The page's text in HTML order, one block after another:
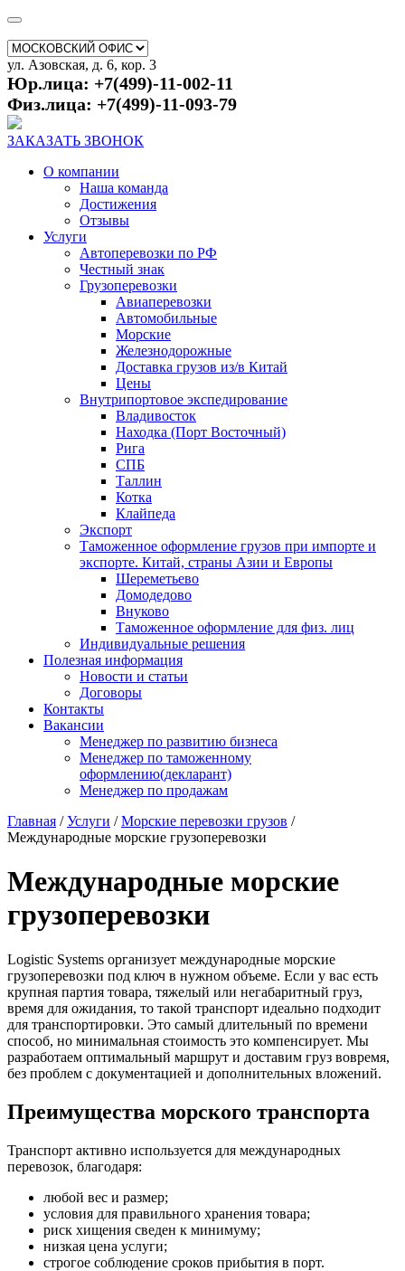
ул. Азовская, д. 6, кор. 3
Юр.лица: +7(499)-11-002-11
Физ.лица: +7(499)-11-093-79
ЗАКАЗАТЬ ЗВОНОК
О компании
Наша команда
Достижения
Отзывы
Услуги
Автоперевозки по РФ
Честный знак
Грузоперевозки
Авиаперевозки
Автомобильные
Морские
Железнодорожные
Доставка грузов из/в Китай
Цены
Внутрипортовое экспедирование
Владивосток
Находка (Порт Восточный)
Рига
СПБ
Таллин
Котка
Клайпеда
Экспорт
Таможенное оформление грузов при импорте и
экспорте. Китай, страны Азии и Европы
Шереметьево
Домодедово
Внуково
Таможенное оформление для физ. лиц
Индивидуальные решения
Полезная информация
Новости и статьи
Договоры
Контакты
Вакансии
Менеджер по развитию бизнеса
Менеджер по таможенному
оформлению(декларант)
Менеджер по продажам
Главная /Услуги /Морские перевозки грузов /
Международные морские грузоперевозки
Международные морские
грузоперевозки
Logistic Systems организует международные морские
грузоперевозки под ключ в нужном объеме. Если у вас есть
крупная партия товара, тяжелый или негабаритный груз,
время для ожидания, то такой транспорт идеально подходит
для транспортировки. Это самый длительный по времени
способ, но минимальная стоимость это компенсирует. Мы
разработаем оптимальный маршрут и доставим груз вовремя,
без проблем с документацией и дополнительных вложений.
Преимущества морского транспорта
Транспорт активно используется для международных
перевозок, благодаря:
любой вес и размер;
условия для правильного хранения товара;
риск хищения сведен к минимуму;
низкая цена услуги;
строгое соблюдение сроков прибытия в порт.